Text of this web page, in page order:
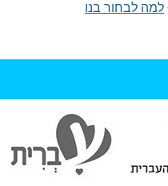
למה לבחור בנו​